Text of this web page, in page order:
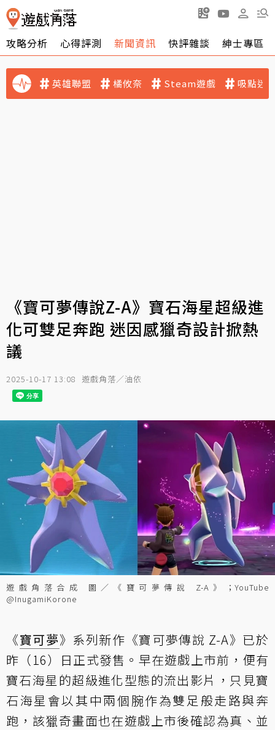
攻略分析 心得評測 新聞資訊 快評雜談 紳士專區
英雄聯盟 橘攸奈 Steam遊戲 吸點迷
《寶可夢傳說Z-A》寶石海星超級進
化可雙足奔跑 迷因感獵奇設計掀熱
議
2025-10-17 13:08 遊戲角落／油依
遊戲角落合成 圖／《寶可夢傳說 Z-A》；YouTube
@InugamiKorone
《寶可夢》系列新作《寶可夢傳說 Z-A》已於
昨（16）日正式發售。早在遊戲上市前，便有
寶石海星的超級進化型態的流出影片，只見寶
石海星會以其中兩個腕作為雙足般走路與奔
跑，該獵奇畫面也在遊戲上市後確認為真、並